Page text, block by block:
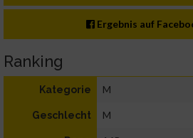
Ergebnis auf
Ranking
Kategorie M
Geschlecht M